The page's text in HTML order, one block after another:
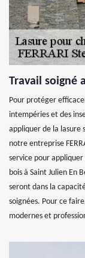
Travail soigné
Pour protéger
intempéries et des
appliquer de la lasure
notre entreprise
service pour
bois à Saint Julien En
seront dans la
soignées. Pour ce
modernes et